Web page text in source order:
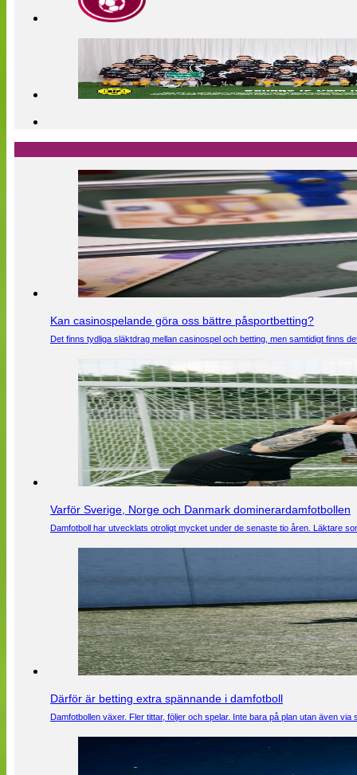
Kan casinospelande göra oss bättre påsportbetting?
Det finns tydliga släktdrag mellan casinospel och betting, men samtidigt finns
Varför Sverige, Norge och Danmark dominerardamfotbollen
Damfotboll har utvecklats otroligt mycket under de senaste tio åren. Läktare
Därför är betting extra spännande i damfotboll
Damfotbollen växer. Fler tittar, följer och spelar. Inte bara på plan utan även